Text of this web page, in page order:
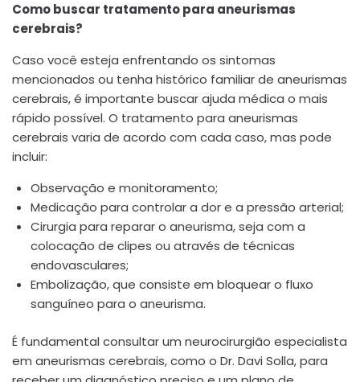
Como buscar tratamento para aneurismas
cerebrais?
Caso você esteja enfrentando os sintomas
mencionados ou tenha histórico familiar de aneurismas
cerebrais, é importante buscar ajuda médica o mais
rápido possível. O tratamento para aneurismas
cerebrais varia de acordo com cada caso, mas pode
incluir:
Observação e monitoramento;
Medicação para controlar a dor e a pressão arterial;
Cirurgia para reparar o aneurisma, seja com a
colocação de clipes ou através de técnicas
endovasculares;
Embolização, que consiste em bloquear o fluxo
sanguíneo para o aneurisma.
É fundamental consultar um neurocirurgião especialista
em aneurismas cerebrais, como o Dr. Davi Solla, para